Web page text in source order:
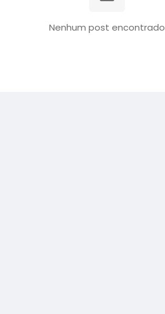
Nenhum post encontrado